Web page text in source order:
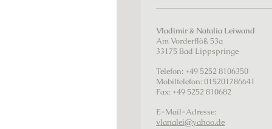
Vladimir & Natalia Leiwand
Am Vorderflöß 53a
33175 Bad Lippspringe
Telefon: +49 5252 8106350
Mobiltelefon: 015201786641
Fax: +49 5252 810682
E-Mail-Adresse:
vlanalei@yahoo.de